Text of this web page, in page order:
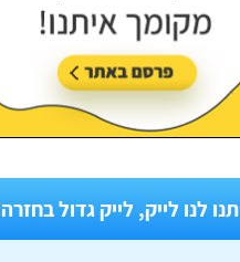
תנו לנו לייק, לייק גדול